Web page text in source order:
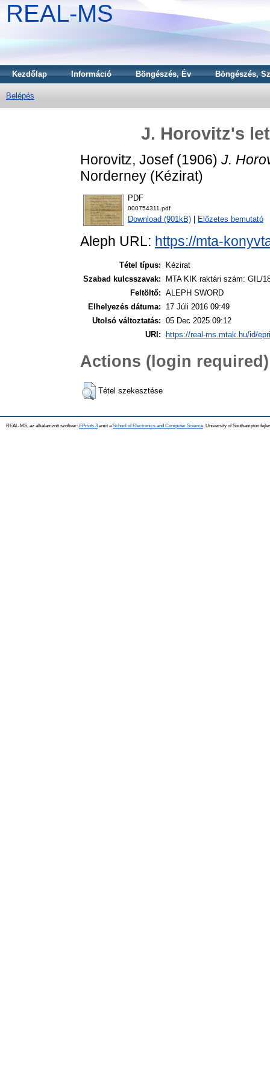
REAL-MS
Kezdőlap Információ Böngészés, Év Böngészés,
Belépés
J. Horovitz's
Horovitz, Josef(1906) J.
Norderney (Kézirat)
PDF
000754311.pdf
Download (901kB) Előzetes bemutató
Aleph URL: https://mta-
Tétel típus:
Kézirat
Szabad kulcsszavak:
MTA KIK raktári szám: GIL/
Feltöltő: ALEPH SWORD
Elhelyezés dátuma:
17 Júli 2016 09:49
Utolsó változtatás: 05 Dec 2025 09:12
URI:
https://real-ms.mtak.hu/id/
Actions (login required)
Tétel szekesztése
REAL-MS, az alkalamzott szoftver: EPrints 3amit a School of Electronics and Computer Science , University of Southampton